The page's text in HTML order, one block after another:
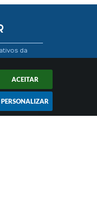
ACEITAR
PERSONALIZAR
da